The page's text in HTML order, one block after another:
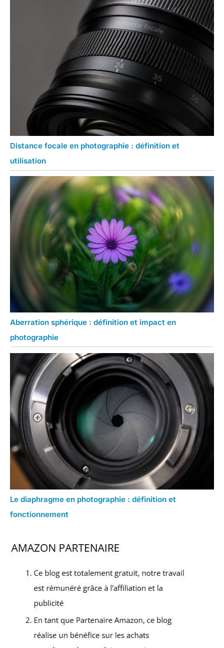
Distance focale en photographie : définition et
utilisation
Aberration sphérique : définition et impact en
photographie
Le diaphragme en photographie : définition et
fonctionnement